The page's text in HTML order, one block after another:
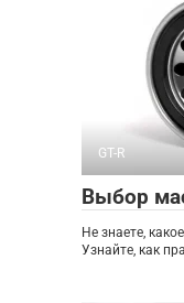
GT-R
Выбор
Не знаете,
Узнайте, как